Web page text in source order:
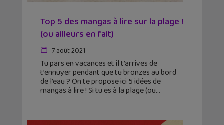
Top 5 des mangas à lire sur la plage !
(ou ailleurs en fait)
7 août 2021
Tu pars en vacances et il t’arrives de
t’ennuyer pendant que tu bronzes au bord
de l’eau ? On te propose ici 5 idées de
mangas à lire ! Si tu es à la plage (ou